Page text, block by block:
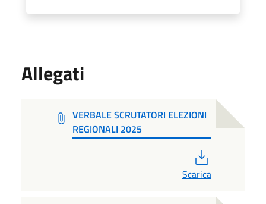
Allegati
VERBALE SCRUTATORI ELEZIONI
REGIONALI 2025
Scarica